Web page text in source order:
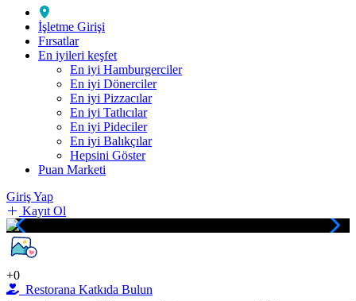
İşletme Girişi
Fırsatlar
En iyileri keşfet
En iyi Hamburgerciler
En iyi Dönerciler
En iyi Pizzacılar
En iyi Tatlıcılar
En iyi Pideciler
En iyi Balıkçılar
Hepsini Göster
Puan Marketi
Giriş Yap
Kayıt Ol
+0
Restorana Katkıda Bulun